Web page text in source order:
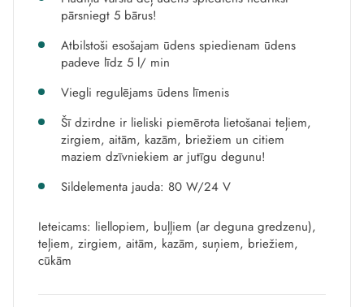
pārsniegt 5 bārus!
Atbilstoši esošajam ūdens spiedienam ūdens
padeve līdz 5 l/ min
Viegli regulējams ūdens līmenis
Šī dzirdne ir lieliski piemērota lietošanai teļiem,
zirgiem, aitām, kazām, briežiem un citiem
maziem dzīvniekiem ar jutīgu degunu!
Sildelementa jauda: 80 W/24 V
Ieteicams: liellopiem, buļļiem (ar deguna gredzenu),
teļiem, zirgiem, aitām, kazām, suņiem, briežiem,
cūkām